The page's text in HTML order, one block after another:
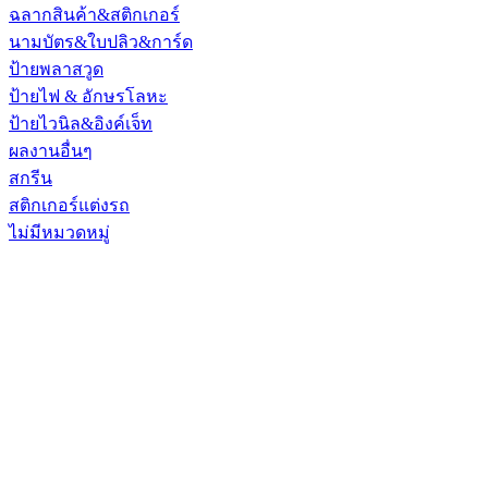
ฉลากสินค้า&สติกเกอร์
นามบัตร&ใบปลิว&การ์ด
ป้ายพลาสวูด
ป้ายไฟ & อักษรโลหะ
ป้ายไวนิล&อิงค์เจ็ท
ผลงานอื่นๆ
สกรีน
สติกเกอร์แต่งรถ
ไม่มีหมวดหมู่